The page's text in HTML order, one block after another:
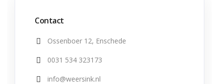
Contact
Ossenboer 12, Enschede
0031 534 323173
info@weersink.nl